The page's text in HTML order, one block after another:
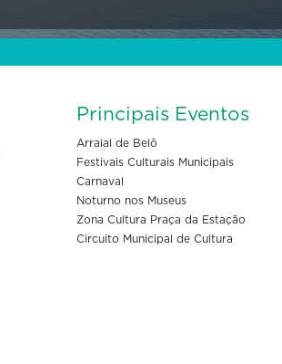
Principais Eventos
Arraial de Belô
Festivais Culturais Municipais
Carnaval
Noturno nos Museus
Zona Cultura Praça da Estação
Circuito Municipal de Cultura